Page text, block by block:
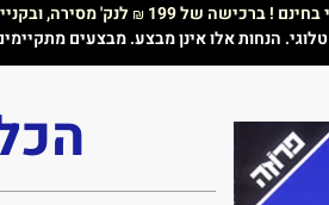
! ברכישה של 199 ₪ לנק' מסירה,
הנחות אלו אינן מבצע. מבצעים